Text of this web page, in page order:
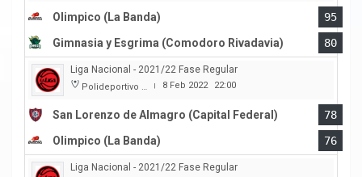
Olimpico (La Banda)
95
Gimnasia y Esgrima (Comodoro Rivadavia)
80
Liga Nacional - 2021/22 Fase Regular
Polideportivo Roberto Pando | 8 Feb 2022 22:00
San Lorenzo de Almagro (Capital Federal)
78
Olimpico (La Banda)
76
Liga Nacional - 2021/22 Fase Regular